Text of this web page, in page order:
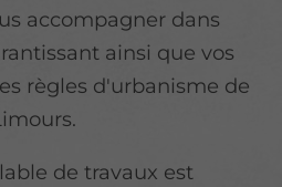
accompagner dans
ainsi que vos
règles d'urbanisme de
de travaux est